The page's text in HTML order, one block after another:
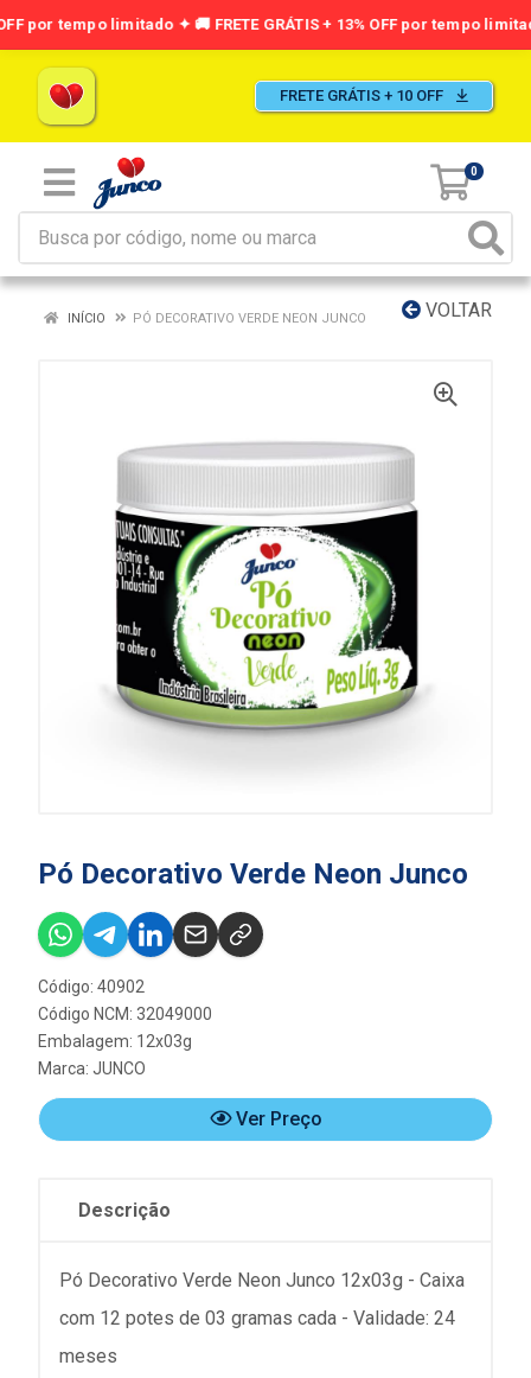
FRETE GRÁTIS + 10 OFF
0
VOLTAR
INÍCIO PÓ DECORATIVO VERDE NEON JUNCO
Pó Decorativo Verde Neon Junco
Código: 40902
Código NCM: 32049000
Embalagem: 12x03g
Marca: JUNCO
Ver Preço
Descrição
Pó Decorativo Verde Neon Junco 12x03g - Caixa
com 12 potes de 03 gramas cada - Validade: 24
meses